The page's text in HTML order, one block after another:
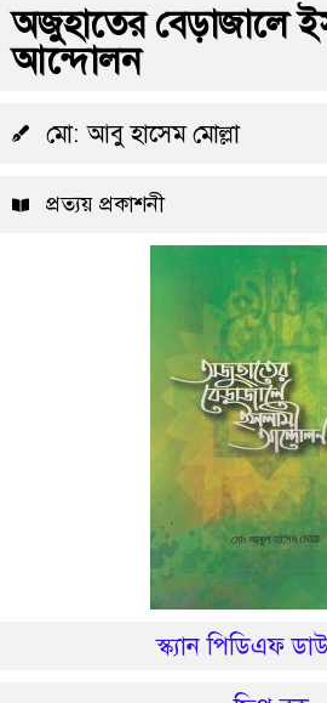
অজুহাতের বেড়াজালে
আন্দোলন
মো: আবু হাসেম মোল্লা
প্রত্যয় প্রকাশনী
স্ক্যান পিডিএফ